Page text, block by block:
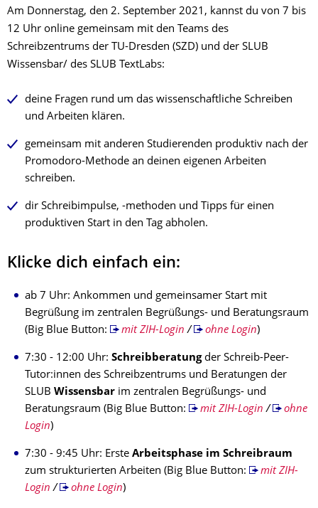
Am Donnerstag, den 2. September 2021, kannst du von 7 bis
12 Uhr online gemeinsam mit den Teams des
Schreibzentrums der TU-Dresden (SZD) und der SLUB
Wissensbar/ des SLUB TextLabs:
deine Fragen rund um das wissenschaftliche Schreiben
und Arbeiten klären.
gemeinsam mit anderen Studierenden produktiv nach der
Promodoro-Methode an deinen eigenen Arbeiten
schreiben.
dir Schreibimpulse, -methoden und Tipps für einen
produktiven Start in den Tag abholen.
Klicke dich einfach ein:
ab 7 Uhr: Ankommen und gemeinsamer Start mit
Begrüßung im zentralen Begrüßungs- und Beratungsraum
(Big Blue Button:
mit ZIH-Login / ohne Login)
7:30 - 12:00 Uhr: Schreibberatung der Schreib-Peer-
Tutor:innen des Schreibzentrums und Beratungen der
SLUB Wissensbar im zentralen Begrüßungs- und
Beratungsraum (Big Blue Button:
mit ZIH-Login /
ohne
Login)
7:30 - 9:45 Uhr: Erste Arbeitsphase im Schreibraum
zum strukturierten Arbeiten (Big Blue Button:
mit ZIH-
Login / ohne Login)